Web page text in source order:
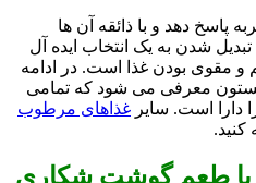
پاسخ دهد و با ذائقه آن ها
شدن به یک انتخاب ایده آل
و مقوی بودن غذا است. در ادامه
معرفی می شود که تمامی
دارا است. سایر غذاهای مرطوب
کنید.
با طعم گوشت شکاری